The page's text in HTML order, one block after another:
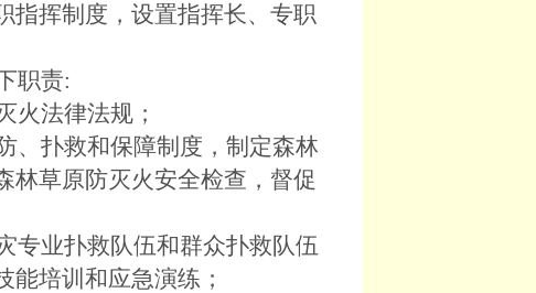
指挥制度，设置指挥长、专职
职责:
法律法规；
扑救和保障制度，制定森林
林草原防灭火安全检查，督促
业扑救队伍和群众扑救队伍
技能培训和应急演练；